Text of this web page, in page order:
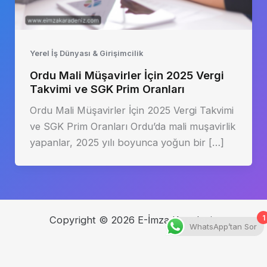
Yerel İş Dünyası & Girişimcilik
Ordu Mali Müşavirler İçin 2025 Vergi
Takvimi ve SGK Prim Oranları
Ordu Mali Müşavirler İçin 2025 Vergi Takvimi
ve SGK Prim Oranları Ordu’da mali muşavirlik
yapanlar, 2025 yılı boyunca yoğun bir […]
Copyright © 2026 E-İmza Karadeniz 1
WhatsApp’tan Sor